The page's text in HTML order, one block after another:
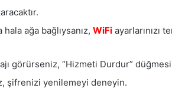
ağa bağlıysanız, WiFi ayarlarınızı
görürseniz, “Hizmeti Durdur”
şifrenizi yenilemeyi deneyin.